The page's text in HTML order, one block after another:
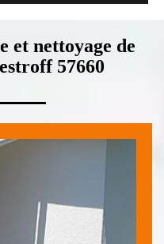
et nettoyage de
57660